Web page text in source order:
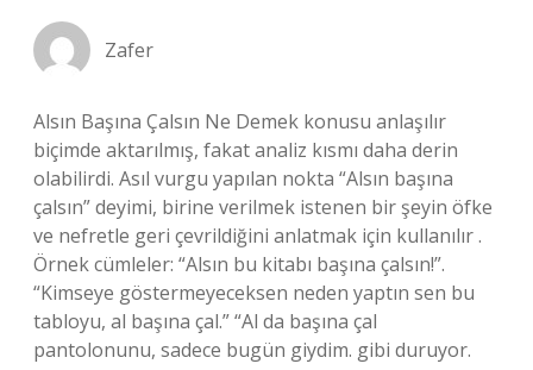
Zafer
Alsın Başına Çalsın Ne Demek konusu anlaşılır
biçimde aktarılmış, fakat analiz kısmı daha derin
olabilirdi. Asıl vurgu yapılan nokta “Alsın başına
çalsın” deyimi, birine verilmek istenen bir şeyin öfke
ve nefretle geri çevrildiğini anlatmak için kullanılır .
Örnek cümleler: “Alsın bu kitabı başına çalsın!”.
“Kimseye göstermeyeceksen neden yaptın sen bu
tabloyu, al başına çal.” “Al da başına çal
pantolonunu, sadece bugün giydim. gibi duruyor.